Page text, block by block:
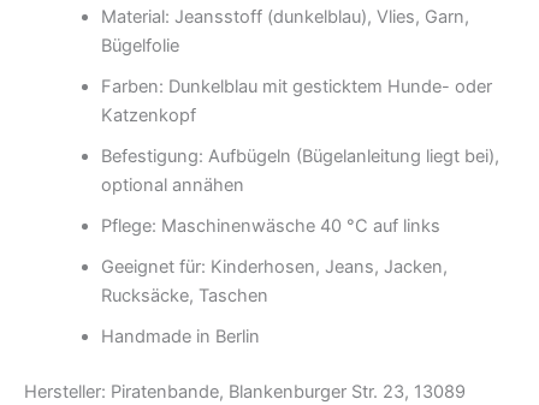
Material: Jeansstoff (dunkelblau), Vlies, Garn,
Bügelfolie
Farben: Dunkelblau mit gesticktem Hunde- oder
Katzenkopf
Befestigung: Aufbügeln (Bügelanleitung liegt bei),
optional annähen
Pflege: Maschinenwäsche 40 °C auf links
Geeignet für: Kinderhosen, Jeans, Jacken,
Rucksäcke, Taschen
Handmade in Berlin
Hersteller: Piratenbande, Blankenburger Str. 23, 13089